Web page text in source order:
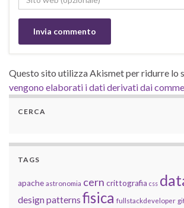
Questo sito utilizza Akismet per ridurre lo
vengono elaborati i dati derivati dai
CERCA
TAGS
apache astronomia cern crittografia css
design patterns fisica fullstackdeveloper